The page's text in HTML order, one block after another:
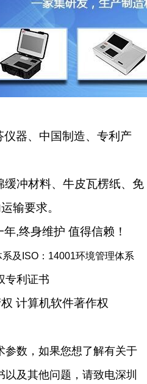
仪器、中国制造、专利产
缓冲材料、牛皮瓦楞纸、免
输要求。
年,终身维护 值得信赖！
及 ISO ： 14001环境管理体系
专利证书
计算机软件著作权
参数，如果您想了解有关于
以及其他问题，请致电深圳